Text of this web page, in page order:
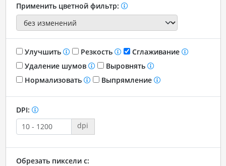
Применить цветной фильтр:
Улучшить Резкость
Сглаживание
Удаление шумов
Выровнять
Нормализовать
Выпрямление
DPI:
dpi
Обрезать пиксели с: